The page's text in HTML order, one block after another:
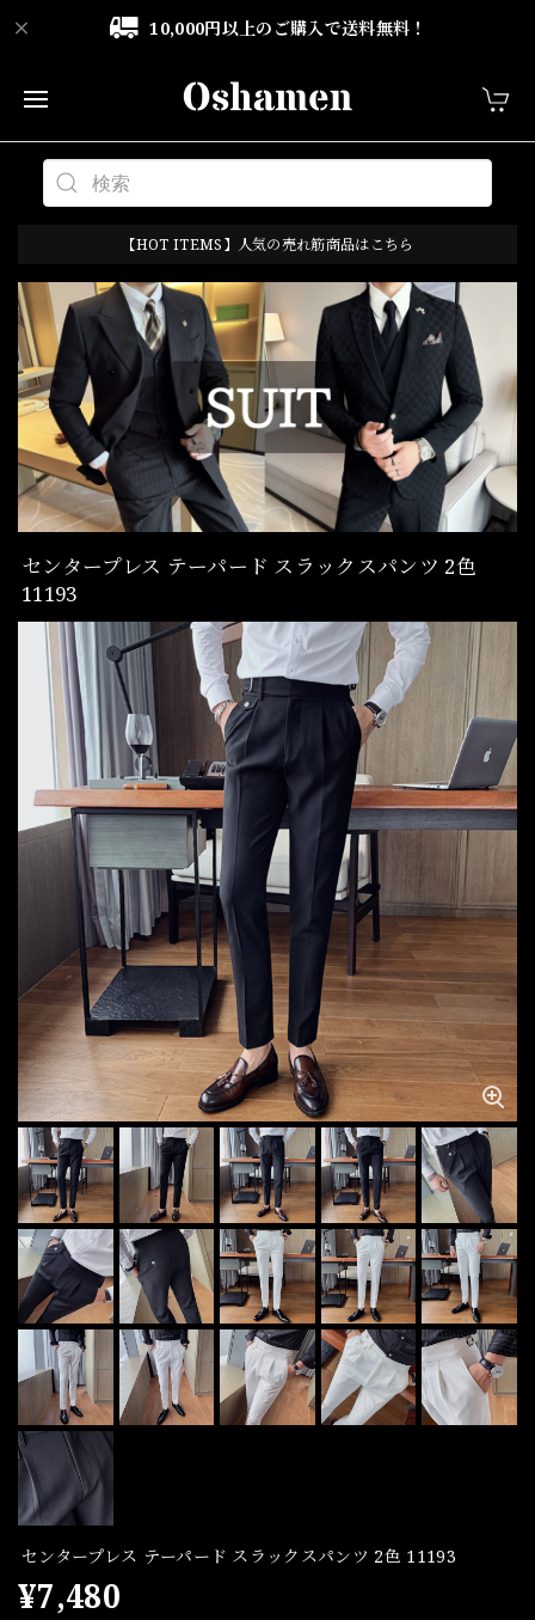
10,000円以上のご購入で送料無料！
【HOT ITEMS】人気の売れ筋商品はこちら
センタープレス テーパード スラックスパンツ 2色
11193
センタープレス テーパード スラックスパンツ 2色 11193
¥7,480